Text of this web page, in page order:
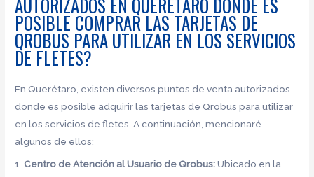
POSIBLE COMPRAR LAS TARJETAS DE
QROBUS PARA UTILIZAR EN LOS SERVICIOS
DE FLETES?
En Querétaro, existen diversos puntos de venta autorizados
donde es posible adquirir las tarjetas de Qrobus para utilizar
en los servicios de fletes. A continuación, mencionaré
algunos de ellos:
1.Centro de Atención al Usuario de Qrobus:Ubicado en la